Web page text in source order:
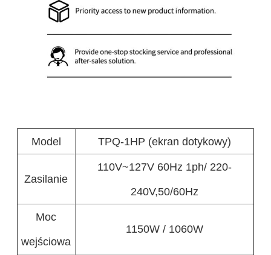
Model TPQ-1HP (ekran dotykowy)
Zasilanie
110V~127V 60Hz 1ph/ 220-
240V,50/60Hz
Moc
wejściowa
1150W / 1060W